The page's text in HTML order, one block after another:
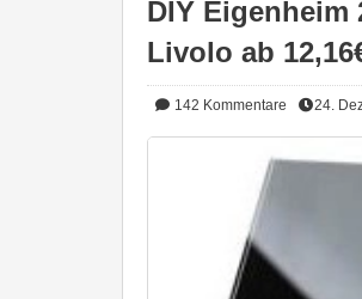
DIY Eigenheim
Livolo ab
142 Kommentare 24.